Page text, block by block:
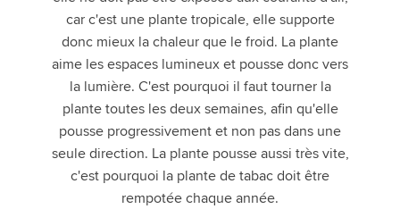
car c'est une plante tropicale, elle supporte
donc mieux la chaleur que le froid. La plante
aime les espaces lumineux et pousse donc vers
la lumière. C'est pourquoi il faut tourner la
plante toutes les deux semaines, afin qu'elle
pousse progressivement et non pas dans une
seule direction. La plante pousse aussi très vite,
c'est pourquoi la plante de tabac doit être
rempotée chaque année.